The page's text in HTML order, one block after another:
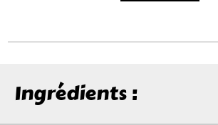
Ingrédients :